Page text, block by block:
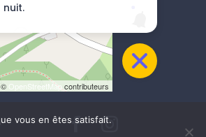
© OpenStreetMap contributeurs
nuit.
vous en êtes satisfait.